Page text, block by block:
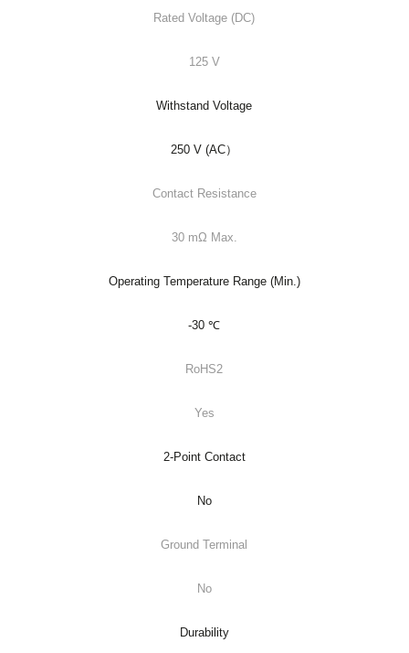
Rated Voltage (DC)
125 V
Withstand Voltage
250 V (AC）
Contact Resistance
30 mΩ Max.
Operating Temperature Range (Min.)
-30 ℃
RoHS2
Yes
2-Point Contact
No
Ground Terminal
No
Durability